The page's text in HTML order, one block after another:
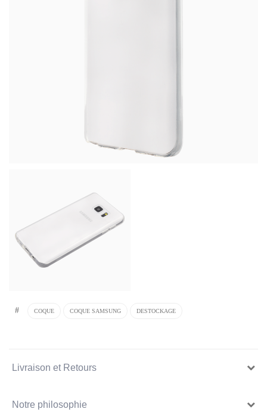
# COQUE COQUE SAMSUNG DESTOCKAGE
Livraison et Retours
Notre philosophie